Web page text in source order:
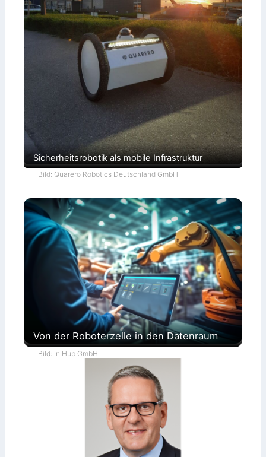
Sicherheitsrobotik als mobile Infrastruktur
Bild: Quarero Robotics Deutschland GmbH
Von der Roboterzelle in den Datenraum
Bild: In.Hub GmbH